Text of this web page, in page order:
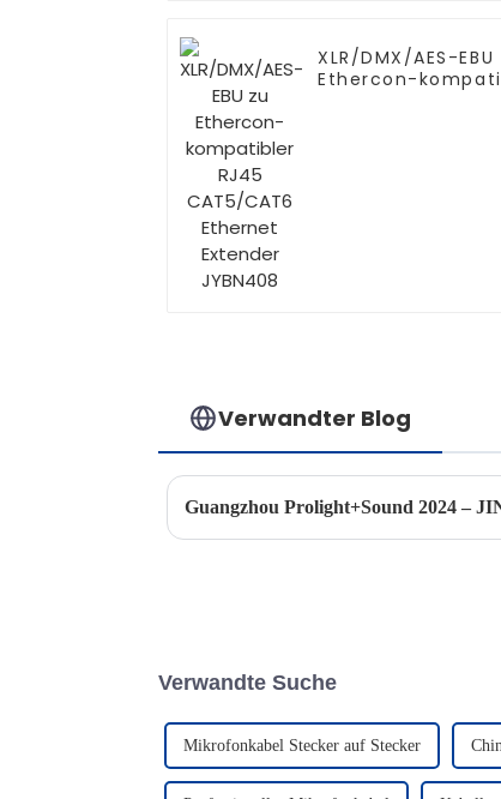
XLR/DMX/AES-EBU
Ethercon-
Verwandter Blog
Guangzhou Prolight+Sound 2024 –
Verwandte Suche
Mikrofonkabel Stecker auf Stecker